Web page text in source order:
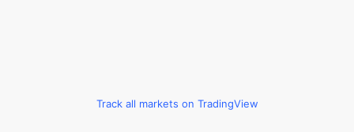
Track all markets on TradingView